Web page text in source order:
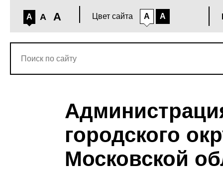
A A A Цвет сайта A A
городского
Московской